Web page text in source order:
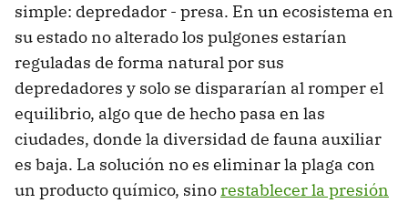
simple: depredador - presa. En un ecosistema en
su estado no alterado los pulgones estarían
reguladas de forma natural por sus
depredadores y solo se dispararían al romper el
equilibrio, algo que de hecho pasa en las
ciudades, donde la diversidad de fauna auxiliar
es baja. La solución no es eliminar la plaga con
un producto químico, sinorestablecer la presión